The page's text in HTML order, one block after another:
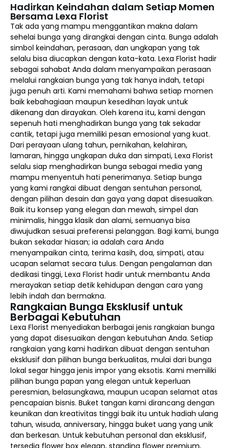
Hadirkan Keindahan dalam Setiap Momen
Bersama Lexa Florist
Tak ada yang mampu menggantikan makna dalam
sehelai bunga yang dirangkai dengan cinta. Bunga adalah
simbol keindahan, perasaan, dan ungkapan yang tak
selalu bisa diucapkan dengan kata-kata. Lexa Florist hadir
sebagai sahabat Anda dalam menyampaikan perasaan
melalui rangkaian bunga yang tak hanya indah, tetapi
juga penuh arti. Kami memahami bahwa setiap momen
baik kebahagiaan maupun kesedihan layak untuk
dikenang dan dirayakan. Oleh karena itu, kami dengan
sepenuh hati menghadirkan bunga yang tak sekadar
cantik, tetapi juga memiliki pesan emosional yang kuat.
Dari perayaan ulang tahun, pernikahan, kelahiran,
lamaran, hingga ungkapan duka dan simpati, Lexa Florist
selalu siap menghadirkan bunga sebagai media yang
mampu menyentuh hati penerimanya. Setiap bunga
yang kami rangkai dibuat dengan sentuhan personal,
dengan pilihan desain dan gaya yang dapat disesuaikan.
Baik itu konsep yang elegan dan mewah, simpel dan
minimalis, hingga klasik dan alami, semuanya bisa
diwujudkan sesuai preferensi pelanggan. Bagi kami, bunga
bukan sekadar hiasan; ia adalah cara Anda
menyampaikan cinta, terima kasih, doa, simpati, atau
ucapan selamat secara tulus. Dengan pengalaman dan
dedikasi tinggi, Lexa Florist hadir untuk membantu Anda
merayakan setiap detik kehidupan dengan cara yang
lebih indah dan bermakna.
Rangkaian Bunga Eksklusif untuk
Berbagai Kebutuhan
Lexa Florist menyediakan berbagai jenis rangkaian bunga
yang dapat disesuaikan dengan kebutuhan Anda. Setiap
rangkaian yang kami hadirkan dibuat dengan sentuhan
eksklusif dan pilihan bunga berkualitas, mulai dari bunga
lokal segar hingga jenis impor yang eksotis. Kami memiliki
pilihan bunga papan yang elegan untuk keperluan
peresmian, belasungkawa, maupun ucapan selamat atas
pencapaian bisnis. Buket tangan kami dirancang dengan
keunikan dan kreativitas tinggi baik itu untuk hadiah ulang
tahun, wisuda, anniversary, hingga buket uang yang unik
dan berkesan. Untuk kebutuhan personal dan eksklusif,
tersedia flower box elegan, standing flower premium,